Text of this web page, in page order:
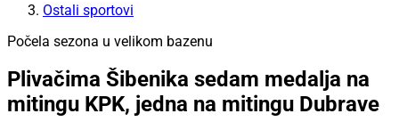
Ostali sportovi
Počela sezona u velikom bazenu
Plivačima Šibenika sedam medalja na
mitingu KPK, jedna na mitingu Dubrave